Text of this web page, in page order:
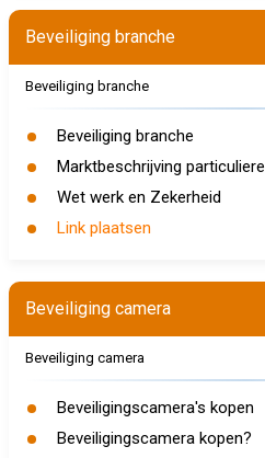
Beveiliging branche
Beveiliging branche
Beveiliging branche
Marktbeschrijving particuliere
Wet werk en Zekerheid
Link plaatsen
Beveiliging camera
Beveiliging camera
Beveiligingscamera's kopen
Beveiligingscamera kopen?